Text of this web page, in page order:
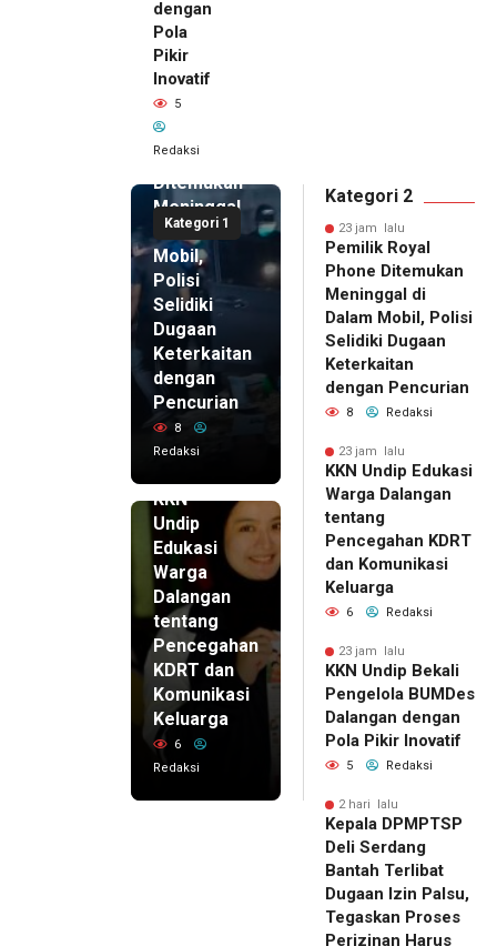
dengan
Pola
Pikir
Inovatif
5
Redaksi
Kategori 1
Pemilik
Royal
Phone
Ditemukan
Meninggal
di Dalam
Mobil,
Polisi
Selidiki
Dugaan
Keterkaitan
dengan
Pencurian
8
Redaksi
KKN
Undip
Edukasi
Warga
Dalangan
tentang
Pencegahan
KDRT dan
Komunikasi
Keluarga
6
Redaksi
Kategori 2
23 jam lalu
Pemilik Royal
Phone Ditemukan
Meninggal di
Dalam Mobil, Polisi
Selidiki Dugaan
Keterkaitan
dengan Pencurian
8 Redaksi
23 jam lalu
KKN Undip Edukasi
Warga Dalangan
tentang
Pencegahan KDRT
dan Komunikasi
Keluarga
6 Redaksi
23 jam lalu
KKN Undip Bekali
Pengelola BUMDes
Dalangan dengan
Pola Pikir Inovatif
5 Redaksi
2 hari lalu
Kepala DPMPTSP
Deli Serdang
Bantah Terlibat
Dugaan Izin Palsu,
Tegaskan Proses
Perizinan Harus